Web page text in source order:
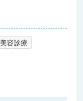
美容診療